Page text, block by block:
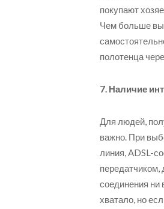
покупают
Чем больше вы
полотенца
7. Наличие
Для людей,
важно. При
линия, ADSL-
передатчиком,
соединения
хватало, но